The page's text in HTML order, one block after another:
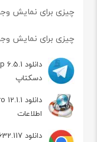
چیزی برای نمایش
چیزی برای نمایش
دسکتاپ
اطلاعات